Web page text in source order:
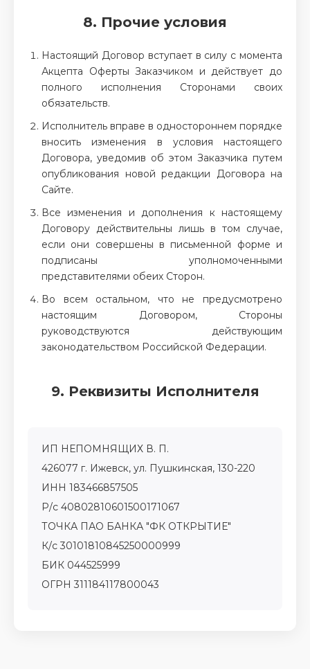
8. Прочие условия
Настоящий Договор вступает в силу с момента
Акцепта Оферты Заказчиком и действует до
полного исполнения Сторонами своих
обязательств.
Исполнитель вправе в одностороннем порядке
вносить изменения в условия настоящего
Договора, уведомив об этом Заказчика путем
опубликования новой редакции Договора на
Сайте.
Все изменения и дополнения к настоящему
Договору действительны лишь в том случае,
если они совершены в письменной форме и
подписаны уполномоченными
представителями обеих Сторон.
Во всем остальном, что не предусмотрено
настоящим Договором, Стороны
руководствуются действующим
законодательством Российской Федерации.
9. Реквизиты Исполнителя
ИП НЕПОМНЯЩИХ В. П.
426077 г. Ижевск, ул. Пушкинская, 130-220
ИНН 183466857505
Р/с 40802810601500171067
ТОЧКА ПАО БАНКА "ФК ОТКРЫТИЕ"
К/с 30101810845250000999
БИК 044525999
ОГРН 311184117800043